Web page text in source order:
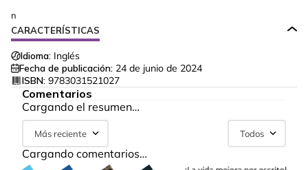
n
CARACTERÍSTICAS
Idioma: Inglés
Fecha de publicación: 24 de junio de 2024
ISBN: 9783031521027
Comentarios
Cargando el resumen…
Más reciente Todos
Cargando comentarios…